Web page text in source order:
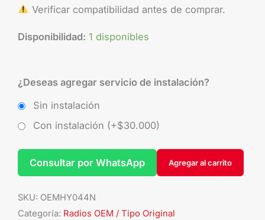
Verificar compatibilidad antes de comprar.
Disponibilidad: 1 disponibles
¿Deseas agregar servicio de instalación?
Sin instalación
Con instalación (+$30.000)
Agregar al carrito
Consultar por WhatsApp
SKU: OEMHY044N
Categoría: Radios OEM / Tipo Original